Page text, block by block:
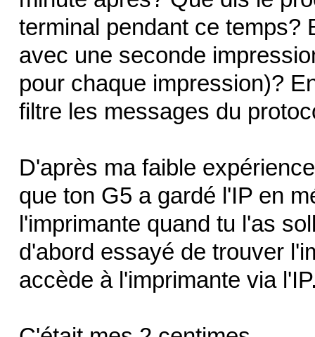
terminal pendant ce temps?
avec une seconde
pour chaque impression)?
filtre les messages du
D'après ma faible
que ton G5 a gardé l'IP en
l'imprimante quand tu l'as
d'abord essayé de trouver
accède à l'imprimante via